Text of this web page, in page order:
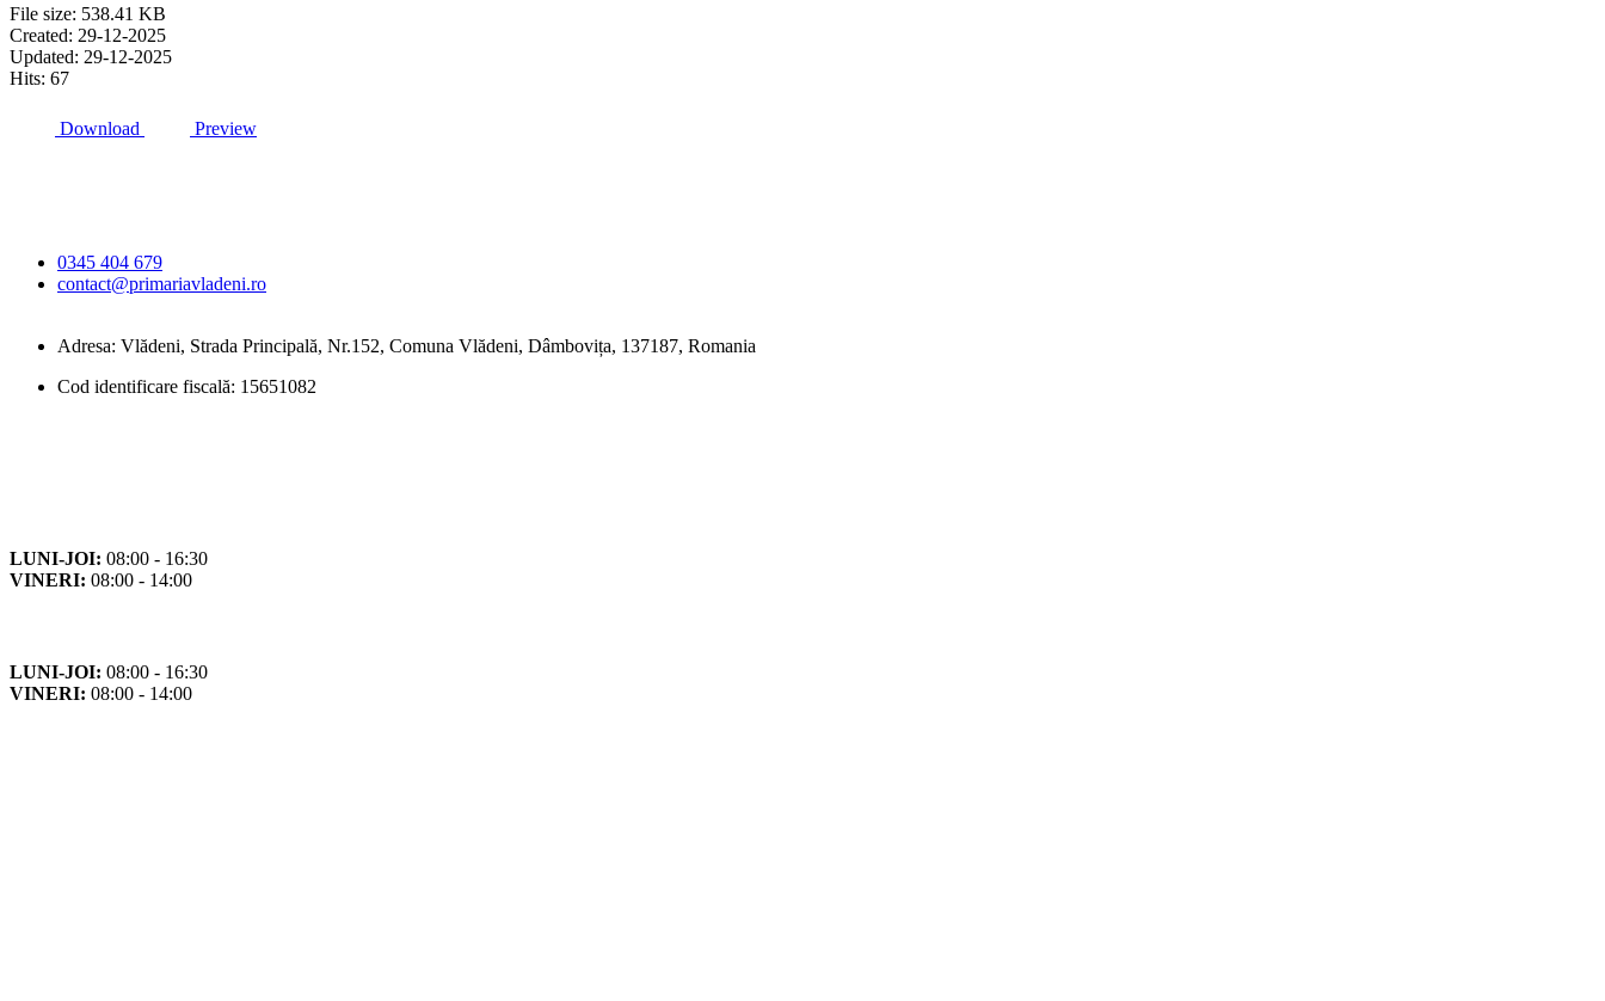
File size: 538.41 KB
Created: 29-12-2025
Updated: 29-12-2025
Hits: 67
Download Preview
0345 404 679
contact@primariavladeni.ro
Adresa: Vlădeni, Strada Principală, Nr.152, Comuna Vlădeni, Dâmbovița, 137187, Romania
Cod identificare fiscală: 15651082
LUNI-JOI: 08:00 - 16:30
VINERI: 08:00 - 14:00
LUNI-JOI: 08:00 - 16:30
VINERI: 08:00 - 14:00